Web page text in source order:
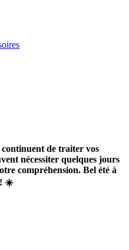
continuent de traiter vos
nécessiter quelques jours
compréhension. Bel été à
! ☀️